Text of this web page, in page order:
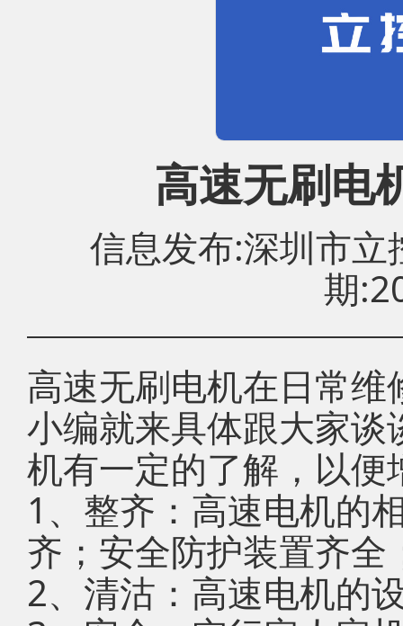
高速无刷电
信息发布:深圳市
期
高速无刷电机在日常
小编就来具体跟大家
机有一定的了解，以便
1、整齐：高速电机的
齐；安全防护装置齐全
2、清沽：高速电机的